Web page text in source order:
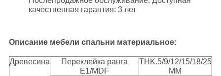
качественная гарантия: 3 лет
Описание мебели спальни материальное:
Древесина
Переклейка ранга
E1/MDF
THK.5/9/12/15/18/25
MM